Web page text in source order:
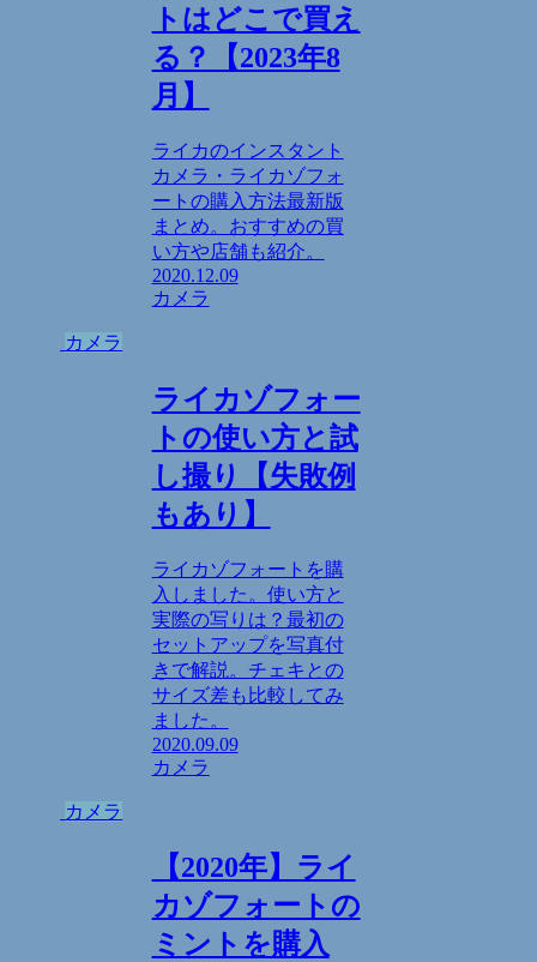
トはどこで買え
る？【2023年8
月】
ライカのインスタント
カメラ・ライカゾフォ
ートの購入方法最新版
まとめ。おすすめの買
い方や店舗も紹介。
2020.12.09
カメラ
カメラ
ライカゾフォー
トの使い方と試
し撮り【失敗例
もあり】
ライカゾフォートを購
入しました。使い方と
実際の写りは？最初の
セットアップを写真付
きで解説。チェキとの
サイズ差も比較してみ
ました。
2020.09.09
カメラ
カメラ
【2020年】ライ
カゾフォートの
ミントを購入